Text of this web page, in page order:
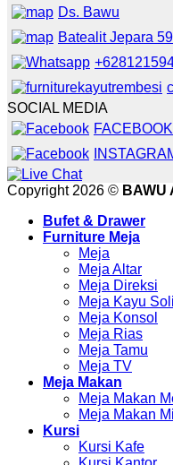
Ds. Bawu
Batealit Jepara
SOCIAL MEDIA
FACEBOOK
Copyright 2026 © BAWU
Bufet & Drawer
Furniture Meja
Meja
Meja Altar
Meja Direksi
Meja Kayu
Meja Konsol
Meja Rias
Meja Tamu
Meja TV
Meja Makan
Meja Makan
Meja Makan
Kursi
Kursi Kafe